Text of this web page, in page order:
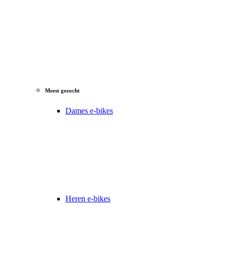
Meest gezocht
Dames e-bikes
Heren e-bikes